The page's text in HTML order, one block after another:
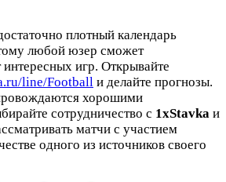
плотный календарь
любой юзер сможет
интересных игр. Открывайте
line/Football и делайте прогнозы.
хорошими
сотрудничество с 1xStavka и
матчи с участием
одного из источников своего